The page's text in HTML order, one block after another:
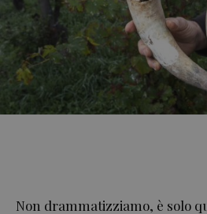
Non drammatizziamo, è solo